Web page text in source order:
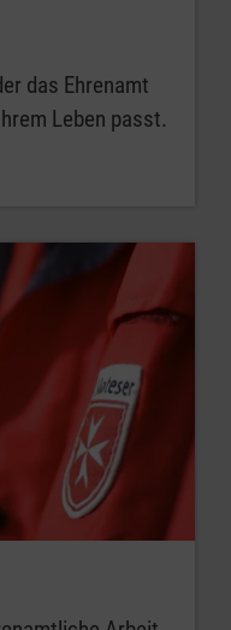
das Ehrenamt
Leben passt.